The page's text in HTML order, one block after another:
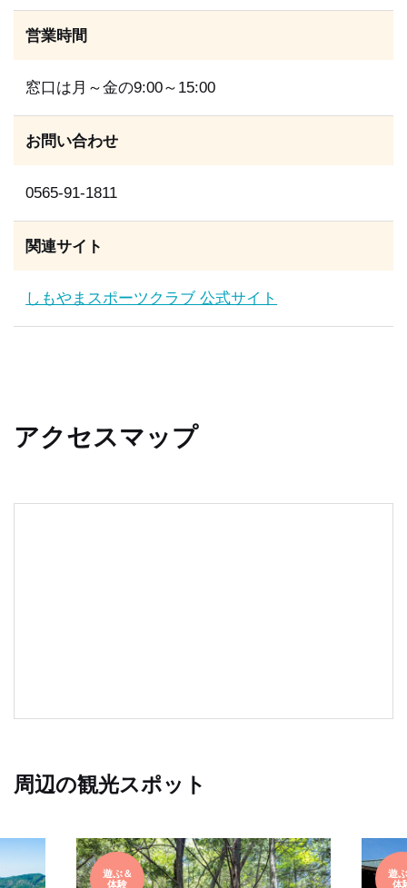
営業時間
窓口は月～金の9:00～15:00
お問い合わせ
0565-91-1811
関連サイト
しもやまスポーツクラブ 公式サイト
アクセスマップ
周辺の観光スポット
遊ぶ＆
体験
遊
体